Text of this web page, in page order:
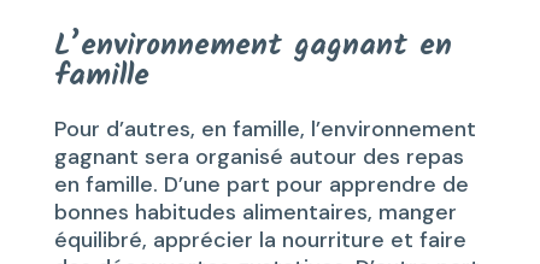
L’environnement gagnant en
famille
Pour d’autres, en famille, l’environnement
gagnant sera organisé autour des repas
en famille. D’une part pour apprendre de
bonnes habitudes alimentaires, manger
équilibré, apprécier la nourriture et faire